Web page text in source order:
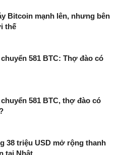
Bitcoin mạnh lên, nhưng bên
thế
581 BTC: Thợ đào có
581 BTC, thợ đào có
38 triệu USD mở rộng thanh